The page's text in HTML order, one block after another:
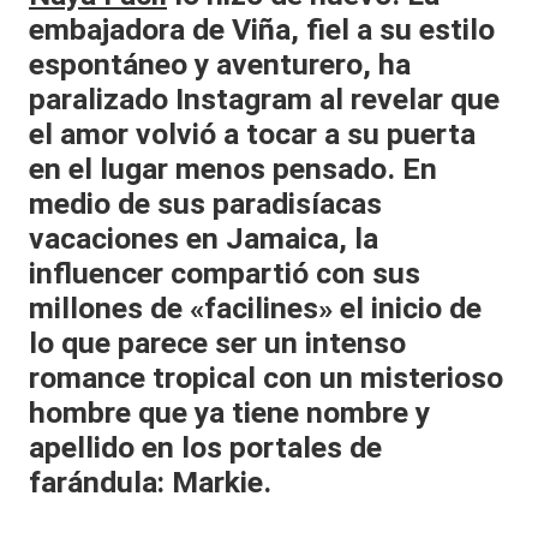
al
it
y
s,
T
V
y
R
e
d
e
s
embajadora de Viña, fiel a su estilo
espontáneo y aventurero, ha
paralizado Instagram al revelar que
el amor volvió a tocar a su puerta
en el lugar menos pensado. En
medio de sus paradisíacas
vacaciones en Jamaica, la
influencer compartió con sus
millones de «facilines» el inicio de
lo que parece ser un intenso
romance tropical con un misterioso
hombre que ya tiene nombre y
apellido en los portales de
farándula: Markie.